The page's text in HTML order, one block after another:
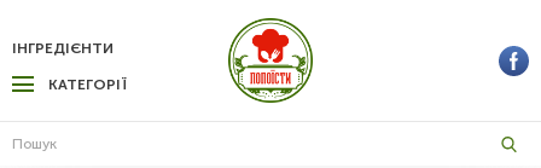
КАТЕГОРІЇ
ІНГРЕДІЄНТИ